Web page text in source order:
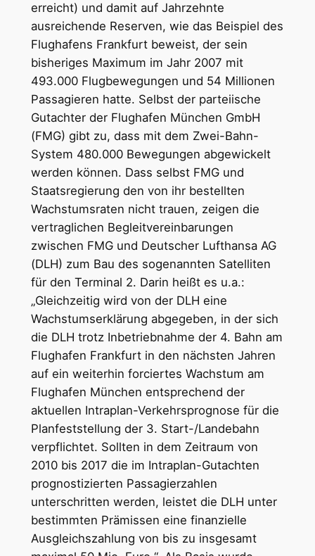
erreicht) und damit auf Jahrzehnte
ausreichende Reserven, wie das Beispiel des
Flughafens Frankfurt beweist, der sein
bisheriges Maximum im Jahr 2007 mit
493.000 Flugbewegungen und 54 Millionen
Passagieren hatte. Selbst der parteiische
Gutachter der Flughafen München GmbH
(FMG) gibt zu, dass mit dem Zwei-Bahn-
System 480.000 Bewegungen abgewickelt
werden können. Dass selbst FMG und
Staatsregierung den von ihr bestellten
Wachstumsraten nicht trauen, zeigen die
vertraglichen Begleitvereinbarungen
zwischen FMG und Deutscher Lufthansa AG
(DLH) zum Bau des sogenannten Satelliten
für den Terminal 2. Darin heißt es u.a.:
„Gleichzeitig wird von der DLH eine
Wachstumserklärung abgegeben, in der sich
die DLH trotz Inbetriebnahme der 4. Bahn am
Flughafen Frankfurt in den nächsten Jahren
auf ein weiterhin forciertes Wachstum am
Flughafen München entsprechend der
aktuellen Intraplan-Verkehrsprognose für die
Planfeststellung der 3. Start-/Landebahn
verpflichtet. Sollten in dem Zeitraum von
2010 bis 2017 die im Intraplan-Gutachten
prognostizierten Passagierzahlen
unterschritten werden, leistet die DLH unter
bestimmten Prämissen eine finanzielle
Ausgleichszahlung von bis zu insgesamt